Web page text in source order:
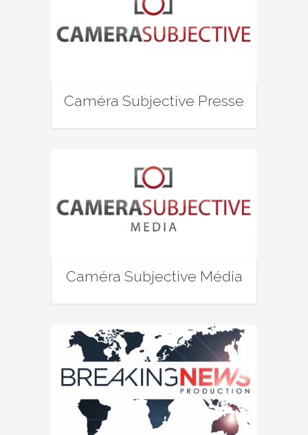
Caméra Subjective Presse
Caméra Subjective Média